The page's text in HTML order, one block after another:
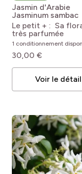
Jasmin d'Arabie
Jasminum sambac
Le petit + : Sa
très parfumée
1 conditionnement
30,00 €
Voir le détail